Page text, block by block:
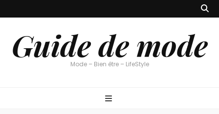
Guide de mode
Mode – Bien être – LifeStyle